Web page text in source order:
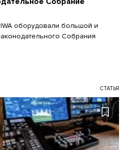
оборудовали большой и
Собрания
СТАТЬЯ